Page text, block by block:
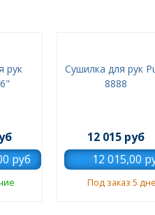
рук
Сушилка для рук
8888
12 015 руб
Под заказ 5